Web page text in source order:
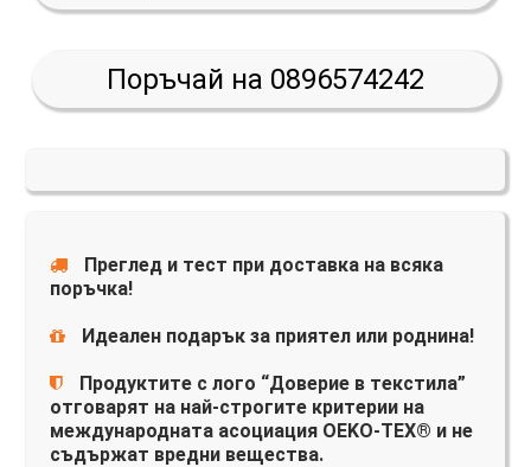
Поръчай на 0896574242
Преглед и тест при доставка на всяка
поръчка!
Идеален подарък за приятел или роднина!
Продуктите с лого “Доверие в текстила”
отговарят на най-строгите критерии на
международната асоциация OEKO-TEX® и не
съдържат вредни вещества.